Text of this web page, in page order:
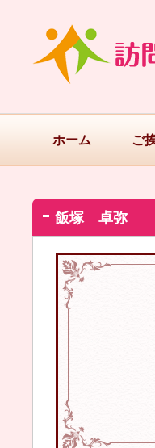
ホーム ご
飯塚 卓弥